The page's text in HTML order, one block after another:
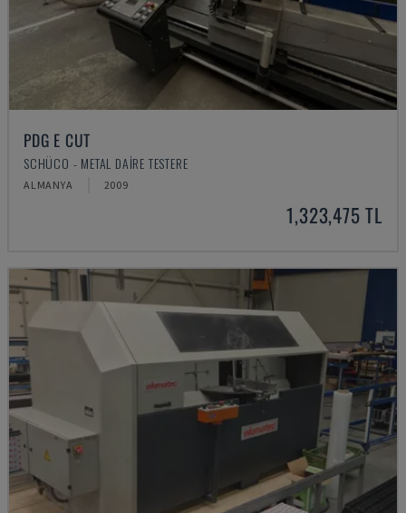
PDG E CUT
SCHÜCO - METAL DAIRE TESTERE
ALMANYA 2009
1,323,475 TL